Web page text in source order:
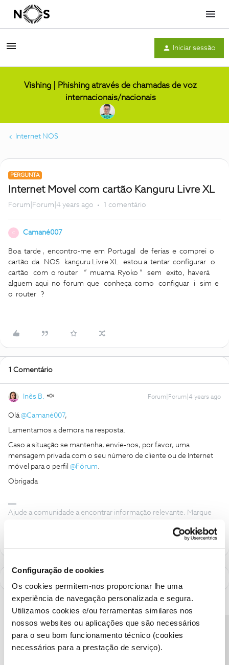
Configuração de cookies
Os cookies permitem-nos proporcionar lhe uma
experiência de navegação personalizada e segura.
Utilizamos cookies e/ou ferramentas similares nos
nossos websites ou aplicações que são necessários
para o seu bom funcionamento técnico (cookies
necessários para a prestação de serviço).
Menu
Iniciar sessão
Vishing | Phishing através de chamadas de voz
internacionais/nacionais
Internet NOS
PERGUNTA
Internet Movel com cartão Kanguru Livre XL
Forum|Forum|4 years ago 1 comentário
C Camané007
Boa tarde , encontro-me em Portugal de ferias e comprei o
cartão da NOS kanguru Livre XL estou a tentar configurar o
cartão com o router “ muama Ryoko “ sem exito, haverá
alguem aqui no forum que conheça como configuar i sim e
o router ?
1 Comentário
Inês B. Forum|Forum|4 years ago
Olá@Camané007,
Lamentamos a demora na resposta.
Caso a situação se mantenha, envie-nos, por favor, uma
mensagem privada com o seu número de cliente ou de Internet
móvel para o perfil @Fórum.
Obrigada
Ajude a comunidade a encontrar informação relevante. Marque